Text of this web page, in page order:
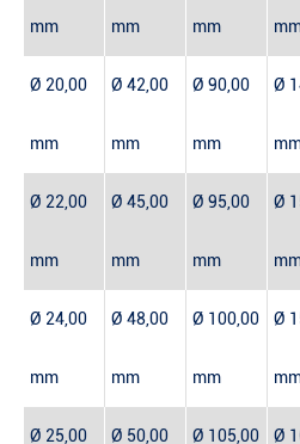
mm mm mm
Ø 20,00
mm
Ø 42,00
mm
Ø 90,00
mm
Ø
Ø 22,00
mm
Ø 45,00
mm
Ø 95,00
mm
Ø
Ø 24,00
mm
Ø 48,00
mm
Ø 100,00
mm
Ø
Ø 25,00 Ø 50,00 Ø 105,00 Ø